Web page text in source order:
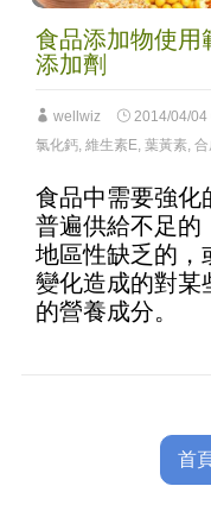
食品添加物使用
添加劑
wellwiz 2014/04/04
氯化鈣, 維生素E, 葉黃素,
食品中需要強化
普遍供給不足的
地區性缺乏的，
變化造成的對某
的營養成分。
首